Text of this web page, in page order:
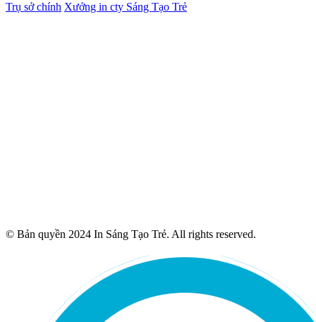
Trụ sở chính Xưởng in cty Sáng Tạo Trẻ
© Bản quyền 2024 In Sáng Tạo Trẻ. All rights reserved.